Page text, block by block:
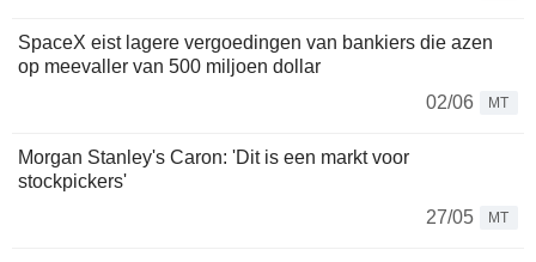
SpaceX eist lagere vergoedingen van bankiers die azen
op meevaller van 500 miljoen dollar
02/06
MT
Morgan Stanley's Caron: 'Dit is een markt voor
stockpickers'
27/05
MT